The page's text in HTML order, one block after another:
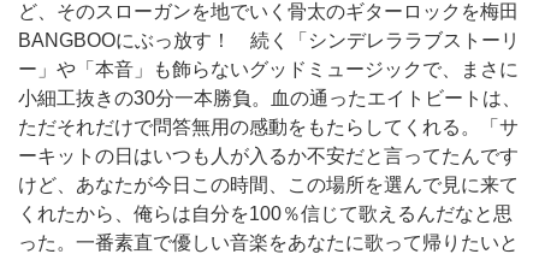
ど、そのスローガンを地でいく骨太のギターロックを梅田
BANGBOOにぶっ放す！ 続く「シンデレララブストーリ
ー」や「本音」も飾らないグッドミュージックで、まさに
小細工抜きの30分一本勝負。血の通ったエイトビートは、
ただそれだけで問答無用の感動をもたらしてくれる。「サ
ーキットの日はいつも人が入るか不安だと言ってたんです
けど、あなたが今日この時間、この場所を選んで見に来て
くれたから、俺らは自分を100％信じて歌えるんだなと思
った。一番素直で優しい音楽をあなたに歌って帰りたいと